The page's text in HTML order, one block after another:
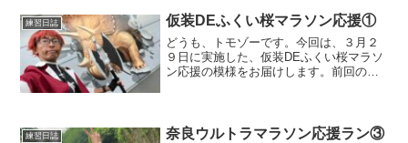
練習日誌 仮装DEふくい桜マラソン応援①
どうも、トモゾーです。今回は、３月２
９日に実施した、仮装DEふくい桜マラソ
ン応援の模様をお届けします。前回の応
う！」と、チームメンバーか...
練習日誌 奈良ウルトラマラソン応援ラン③